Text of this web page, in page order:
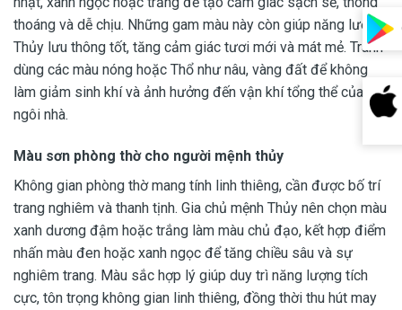
thoáng và dễ chịu. Những gam màu này còn giúp năng lượng
Thủy lưu thông tốt, tăng cảm giác tươi mới và mát mẻ. Tránh
dùng các màu nóng hoặc Thổ như nâu, vàng đất để không
làm giảm sinh khí và ảnh hưởng đến vận khí tổng thể của
ngôi nhà.
Màu sơn phòng thờ cho người mệnh thủy
Không gian phòng thờ mang tính linh thiêng, cần được bố trí
trang nghiêm và thanh tịnh. Gia chủ mệnh Thủy nên chọn màu
xanh dương đậm hoặc trắng làm màu chủ đạo, kết hợp điểm
nhấn màu đen hoặc xanh ngọc để tăng chiều sâu và sự
nghiêm trang. Màu sắc hợp lý giúp duy trì năng lượng tích
cực, tôn trọng không gian linh thiêng, đồng thời thu hút may